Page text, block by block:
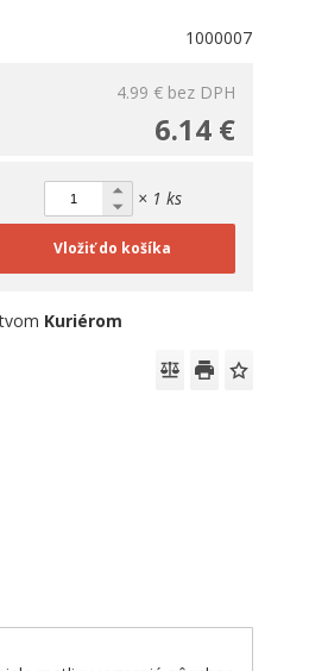
1000007
4.99 € bez DPH
6.14 €
× 1 ks
Vložiť do košíka
Kuriérom